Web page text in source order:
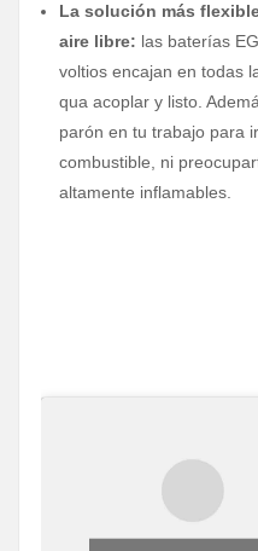
La solución más
aire libre: las baterías
voltios encajan en todas
qua acoplar y listo.
parón en tu trabajo para
combustible, ni
altamente inflamables.